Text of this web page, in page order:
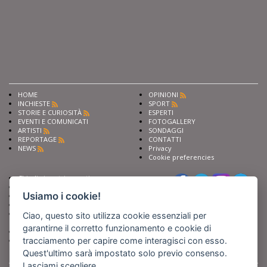
HOME
INCHIESTE
STORIE E CURIOSITÀ
EVENTI E COMUNICATI
ARTISTI
REPORTAGE
NEWS
OPINIONI
SPORT
ESPERTI
FOTOGALLERY
SONDAGGI
CONTATTI
Privacy
Cookie preferencies
Chiedi ai nostri esperti
Fai pubblicità con noi
Iscriviti al nostro corso di
giornalismo
Compra i nostri libri
Entra in Barinedita Map
Usiamo i cookie!
Ciao, questo sito utilizza cookie essenziali per
garantirne il corretto funzionamento e cookie di
tracciamento per capire come interagisci con esso.
Quest'ultimo sarà impostato solo previo consenso.